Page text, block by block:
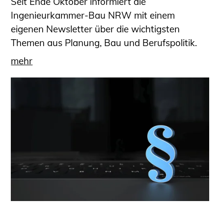
Sachkundige für Zustands- und
Funktionsprüfung privater
Abwasserleitungen
Vereinbarungen mit
Ingenieurkammern
Büronachfolge
Geschützter Bereich
Informationen für Auftraggeber und
Ingenieursuche (Mitglieder der IK-Bau
NRW)
Fachlisten
Ingenieurkammer-Bau NRW mit einem
eigenen Newsletter über die wichtigsten
Themen aus Planung, Bau und Berufspolitik.
mehr